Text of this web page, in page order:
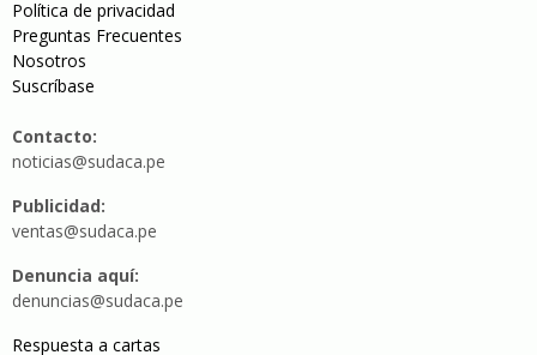
Política de privacidad
Preguntas Frecuentes
Nosotros
Suscríbase
Contacto:
noticias@sudaca.pe
Publicidad:
ventas@sudaca.pe
Denuncia aquí:
denuncias@sudaca.pe
Respuesta a cartas